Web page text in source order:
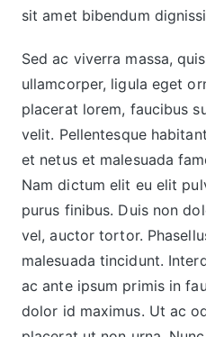
sit amet bibendum
Sed ac viverra massa,
ullamcorper, ligula eget
placerat lorem, faucibus
velit. Pellentesque
et netus et malesuada
Nam dictum elit eu elit
purus finibus. Duis non
vel, auctor tortor.
malesuada tincidunt.
ac ante ipsum primis in
dolor id maximus. Ut ac